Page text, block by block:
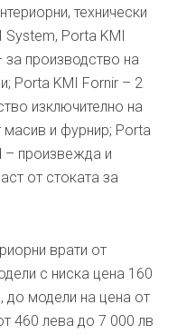
технически
System, Porta KMI
за производство на
Porta KMI Fornir – 2
изключително на
масив и фурнир; Porta
– произвежда и
от стоката за
врати от
с ниска цена 160
до модели на цена от
460 лева до 7 000 лв